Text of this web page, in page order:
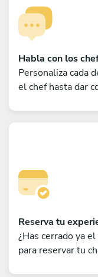
Habla con los
Personaliza cada
el chef hasta dar
Reserva tu
¿Has cerrado ya
para reservar tu